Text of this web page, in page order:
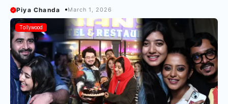
Piya Chanda March 1, 2026
Tollywood